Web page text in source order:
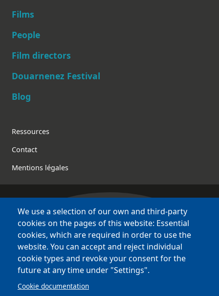
Main navigation
Films
People
Film directors
Douarnenez Festival
Blog
Footer
Ressources
Contact
Mentions légales
Bretagne Culture Diversité
various websites !
Sites
BCD
Bazhvalan
Bécédia
BED
We use a selection of our own and third-party
cookies on the pages of this website: Essential
cookies, which are required in order to use the
website. You can accept and reject individual
cookie types and revoke your consent for the
future at any time under "Settings".
Cookie documentation